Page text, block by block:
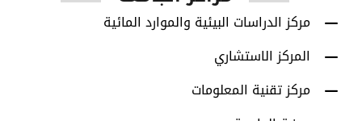
مركز الدراسات البيئية والموارد المائية
المركز الاستشاري
مركز تقنية المعلومات